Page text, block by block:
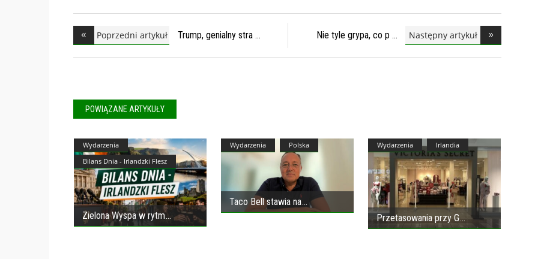
Poprzedni artykuł Trump, genialny stra Nie tyle grypa, co p Następny artykuł
POWIĄZANE ARTYKUŁY
Wydarzenia
Bilans Dnia - Irlandzki Flesz
Zielona Wyspa w rytm
Wydarzenia Polska
Taco Bell stawia na
Wydarzenia Irlandia
Przetasowania przy G